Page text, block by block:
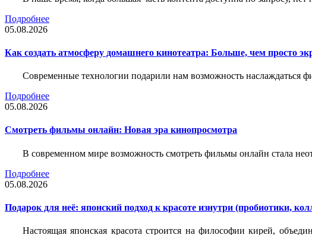
Подробнее
05.08.2026
Как создать атмосферу домашнего кинотеатра: Больше, чем просто
Современные технологии подарили нам возможность наслаждаться
Подробнее
05.08.2026
Смотреть фильмы онлайн: Новая эра кинопросмотра
В современном мире возможность смотреть фильмы онлайн стала
Подробнее
05.08.2026
Подарок для неё: японский подход к красоте изнутри (пробиотики,
Настоящая японская красота строится на философии кирей,